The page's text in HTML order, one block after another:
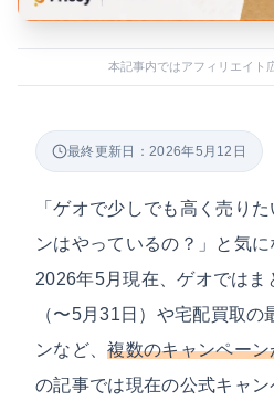
本記事内ではアフィリエイト
最終更新日：2026年5月12日
「ゲオで少しでも高く売り
ンはやっているの？」と気に
2026年5月現在、ゲオではま
（〜5月31日）や宅配買取
ンなど、複数のキャンペー
の記事では現在の公式キャ